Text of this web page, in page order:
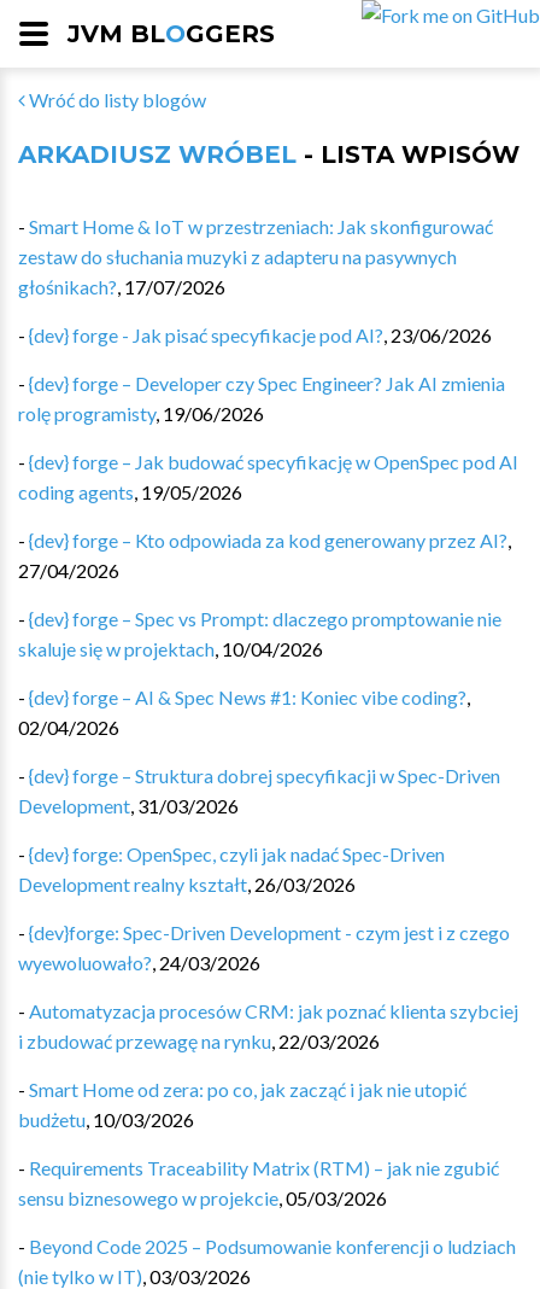
JVM BLOGGERS
Wróć do listy blogów
ARKADIUSZ WRÓBEL - LISTA WPISÓW
- Smart Home & IoT w przestrzeniach: Jak skonfigurować
zestaw do słuchania muzyki z adapteru na pasywnych
głośnikach?, 17/07/2026
- {dev} forge - Jak pisać specyfikacje pod AI?, 23/06/2026
- {dev} forge – Developer czy Spec Engineer? Jak AI zmienia
rolę programisty, 19/06/2026
- {dev} forge – Jak budować specyfikację w OpenSpec pod AI
coding agents, 19/05/2026
- {dev} forge – Kto odpowiada za kod generowany przez AI?,
27/04/2026
- {dev} forge – Spec vs Prompt: dlaczego promptowanie nie
skaluje się w projektach, 10/04/2026
- {dev} forge – AI & Spec News #1: Koniec vibe coding?,
02/04/2026
- {dev} forge – Struktura dobrej specyfikacji w Spec-Driven
Development, 31/03/2026
- {dev} forge: OpenSpec, czyli jak nadać Spec-Driven
Development realny kształt, 26/03/2026
- {dev}forge: Spec-Driven Development - czym jest i z czego
wyewoluowało?, 24/03/2026
- Automatyzacja procesów CRM: jak poznać klienta szybciej
i zbudować przewagę na rynku, 22/03/2026
- Smart Home od zera: po co, jak zacząć i jak nie utopić
budżetu, 10/03/2026
- Requirements Traceability Matrix (RTM) – jak nie zgubić
sensu biznesowego w projekcie,05/03/2026
- Beyond Code 2025 – Podsumowanie konferencji o ludziach
(nie tylko w IT),03/03/2026